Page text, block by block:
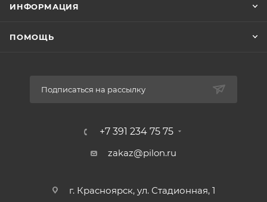
ИНФОРМАЦИЯ
ПОМОЩЬ
Подписаться на рассылку
+7 391 234 75 75
zakaz@pilon.ru
г. Красноярск, ул. Стадионная, 1